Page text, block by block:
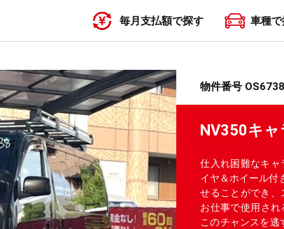
毎月支払額で探す 車種
物件番号 OS6738
NV350キ
仕入れ困難なキ
イヤ＆ホイール付
せることができ
お仕事で使用さ
このチャンスを逃